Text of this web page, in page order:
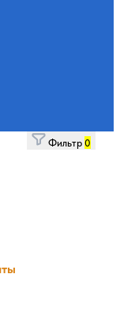
Фильтр0